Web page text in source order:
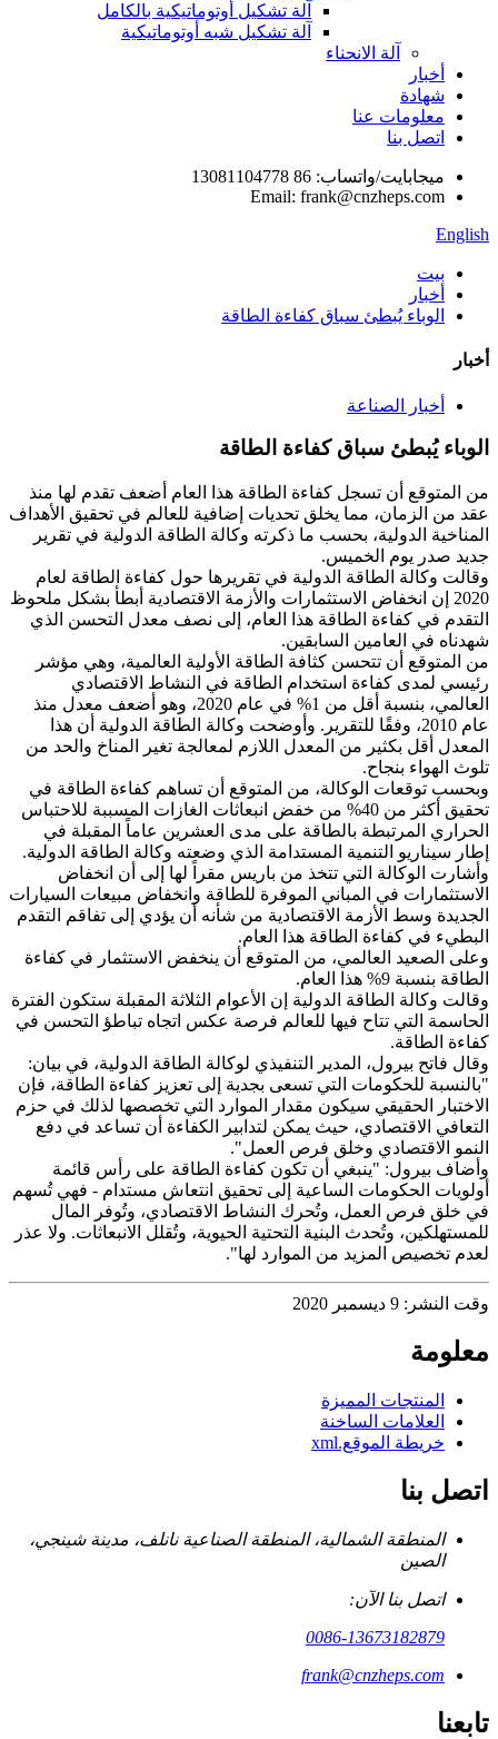
آلة تشكيل أوتوماتيكية بالكامل
آلة تشكيل شبه أوتوماتيكية
آلة الانحناء
أخبار
شهادة
معلومات عنا
اتصل بنا
ميجابايت/واتساب: 86 13081104778
Email: frank@cnzheps.com
English
بيت
أخبار
الوباء يُبطئ سباق كفاءة الطاقة
أخبار
أخبار الصناعة
الوباء يُبطئ سباق كفاءة الطاقة
من المتوقع أن تسجل كفاءة الطاقة هذا العام أضعف تقدم لها منذ
عقد من الزمان، مما يخلق تحديات إضافية للعالم في تحقيق الأهداف
المناخية الدولية، بحسب ما ذكرته وكالة الطاقة الدولية في تقرير
جديد صدر يوم الخميس.
وقالت وكالة الطاقة الدولية في تقريرها حول كفاءة الطاقة لعام
2020 إن انخفاض الاستثمارات والأزمة الاقتصادية أبطأ بشكل ملحوظ
التقدم في كفاءة الطاقة هذا العام، إلى نصف معدل التحسن الذي
شهدناه في العامين السابقين.
من المتوقع أن تتحسن كثافة الطاقة الأولية العالمية، وهي مؤشر
رئيسي لمدى كفاءة استخدام الطاقة في النشاط الاقتصادي
العالمي، بنسبة أقل من 1% في عام 2020، وهو أضعف معدل منذ
عام 2010، وفقًا للتقرير. وأوضحت وكالة الطاقة الدولية أن هذا
المعدل أقل بكثير من المعدل اللازم لمعالجة تغير المناخ والحد من
تلوث الهواء بنجاح.
وبحسب توقعات الوكالة، من المتوقع أن تساهم كفاءة الطاقة في
تحقيق أكثر من 40% من خفض انبعاثات الغازات المسببة للاحتباس
الحراري المرتبطة بالطاقة على مدى العشرين عاماً المقبلة في
إطار سيناريو التنمية المستدامة الذي وضعته وكالة الطاقة الدولية.
وأشارت الوكالة التي تتخذ من باريس مقراً لها إلى أن انخفاض
الاستثمارات في المباني الموفرة للطاقة وانخفاض مبيعات السيارات
الجديدة وسط الأزمة الاقتصادية من شأنه أن يؤدي إلى تفاقم التقدم
البطيء في كفاءة الطاقة هذا العام.
وعلى الصعيد العالمي، من المتوقع أن ينخفض ​​الاستثمار في كفاءة
الطاقة بنسبة 9% هذا العام.
وقالت وكالة الطاقة الدولية إن الأعوام الثلاثة المقبلة ستكون الفترة
الحاسمة التي تتاح فيها للعالم فرصة عكس اتجاه تباطؤ التحسن في
كفاءة الطاقة.
وقال فاتح بيرول، المدير التنفيذي لوكالة الطاقة الدولية، في بيان:
"بالنسبة للحكومات التي تسعى بجدية إلى تعزيز كفاءة الطاقة، فإن
الاختبار الحقيقي سيكون مقدار الموارد التي تخصصها لذلك في حزم
التعافي الاقتصادي، حيث يمكن لتدابير الكفاءة أن تساعد في دفع
النمو الاقتصادي وخلق فرص العمل".
وأضاف بيرول: "ينبغي أن تكون كفاءة الطاقة على رأس قائمة
أولويات الحكومات الساعية إلى تحقيق انتعاش مستدام - فهي تُسهم
في خلق فرص العمل، وتُحرك النشاط الاقتصادي، وتُوفر المال
للمستهلكين، وتُحدث البنية التحتية الحيوية، وتُقلل الانبعاثات. ولا عذر
لعدم تخصيص المزيد من الموارد لها".
وقت النشر: 9 ديسمبر 2020
معلومة
المنتجات المميزة
العلامات الساخنة
خريطة الموقع.xml
اتصل بنا
المنطقة الشمالية، المنطقة الصناعية نانلف، مدينة شينجي،
الصين
اتصل بنا الآن:
0086-13673182879
frank@cnzheps.com
تابعنا